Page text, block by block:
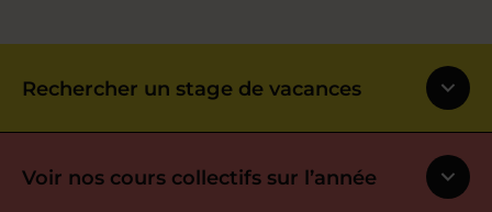
Rechercher un stage de vacances
Voir nos cours collectifs sur l’année